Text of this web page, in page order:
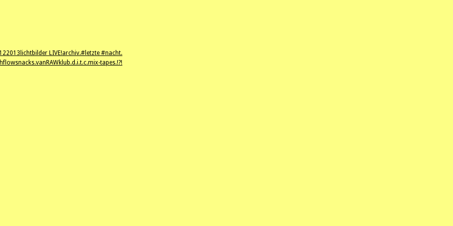
2013 lichtbilder LIVE!archiv.#letzte #nacht.
vanRAWklub.d.i.t.c.mix-tapes.!?!